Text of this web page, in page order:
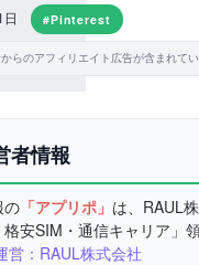
#Pinterest
らのアフィリエイト広告が含まれてい
者情報
の 「アプリポ」 は、RAUL
安SIM・通信キャリア」
営：RAUL株式会社